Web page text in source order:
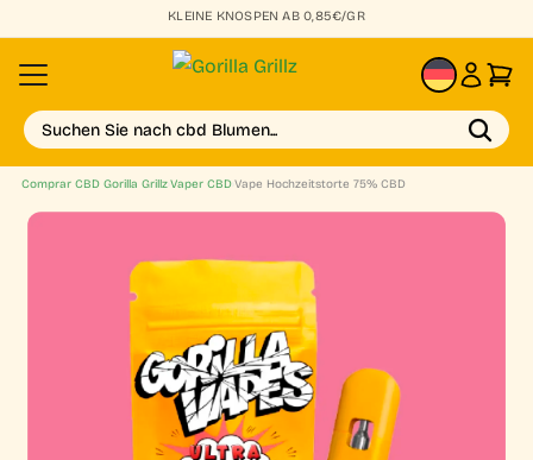
KLEINE KNOSPEN AB 0,85€/GR
DE
Suchen Sie nach cbd Blumen...
Comprar CBD Gorilla Grillz›Vaper CBD›Vape Hochzeitstorte 75% CBD